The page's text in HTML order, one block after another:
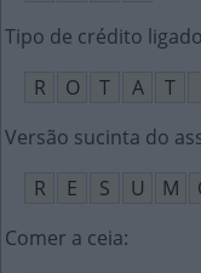
Tipo de crédito
R
O T A T
Versão sucinta do
R
E S U M
Comer a ceia: